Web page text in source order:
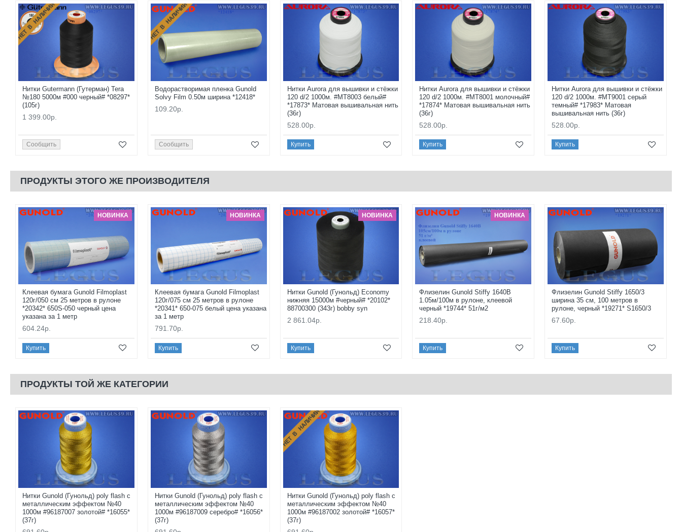
НЕТ В НАЛИЧИИ
Нитки Gutermann (Гутерман) Tera
№180 5000м #000 черный# *08297*
(105г)
1 399.00р.
Сообщить
НЕТ В НАЛИЧИИ
Водорастворимая пленка Gunold
Solvy Film 0.50м ширина *12418*
109.20р.
Сообщить
Нитки Aurora для вышивки и стёжки
120 d/2 1000м. #MT8003 белый#
*17873* Матовая вышивальная нить
(36г)
528.00р.
Купить
Нитки Aurora для вышивки и стёжки
120 d/2 1000м. #MT8001 молочный#
*17874* Матовая вышивальная нить
(36г)
528.00р.
Купить
Нитки Aurora для вышивки и стёжки
120 d/2 1000м. #MT9001 серый
темный# *17983* Матовая
вышивальная нить (36г)
528.00р.
Купить
ПРОДУКТЫ ЭТОГО ЖЕ ПРОИЗВОДИТЕЛЯ
НОВИНКА
Клеевая бумага Gunold Filmoplast
120г/050 см 25 метров в рулоне
*20342* 650S-050 черный цена
указана за 1 метр
604.24р.
Купить
НОВИНКА
Клеевая бумага Gunold Filmoplast
120г/075 см 25 метров в рулоне
*20341* 650-075 белый цена указана
за 1 метр
791.70р.
Купить
НОВИНКА
Нитки Gunold (Гунольд) Economy
нижняя 15000м #черный# *20102*
88700300 (343г) bobby syn
2 861.04р.
Купить
НОВИНКА
Флизелин Gunold Stiffy 1640В
1.05м/100м в рулоне, клеевой
черный *19744* 51г/м2
218.40р.
Купить
Флизелин Gunold Stiffy 1650/3
ширина 35 см, 100 метров в
рулоне, черный *19271* S1650/3
67.60р.
Купить
ПРОДУКТЫ ТОЙ ЖЕ КАТЕГОРИИ
Нитки Gunold (Гунольд) poly flash с
металлическим эффектом №40
1000м #96187007 золотой# *16055*
(37г)
Нитки Gunold (Гунольд) poly flash с
металлическим эффектом №40
1000м #96187009 серебро# *16056*
(37г)
НЕТ В НАЛИЧИИ
Нитки Gunold (Гунольд) poly flash с
металлическим эффектом №40
1000м #96187002 золотой# *16057*
(37г)